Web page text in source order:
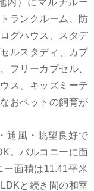
ランクルーム、防
グハウス、スタデ
ルスタディ、カプ
フリーカプセル、
ス、キッズミーテ
おペットの飼育が
通風・眺望良好で
。バルコニーに面
面積は11.41平米
と続き間の和室